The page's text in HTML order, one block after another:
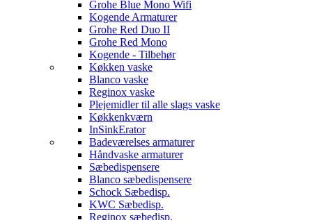
Grohe Blue Mono Wifi
Kogende Armaturer
Grohe Red Duo II
Grohe Red Mono
Kogende - Tilbehør
Køkken vaske
Blanco vaske
Reginox vaske
Plejemidler til alle slags vaske
Køkkenkværn
InSinkErator
Badeværelses armaturer
Håndvaske armaturer
Sæbedispensere
Blanco sæbedispensere
Schock Sæbedisp.
KWC Sæbedisp.
Reginox sæbedisp.